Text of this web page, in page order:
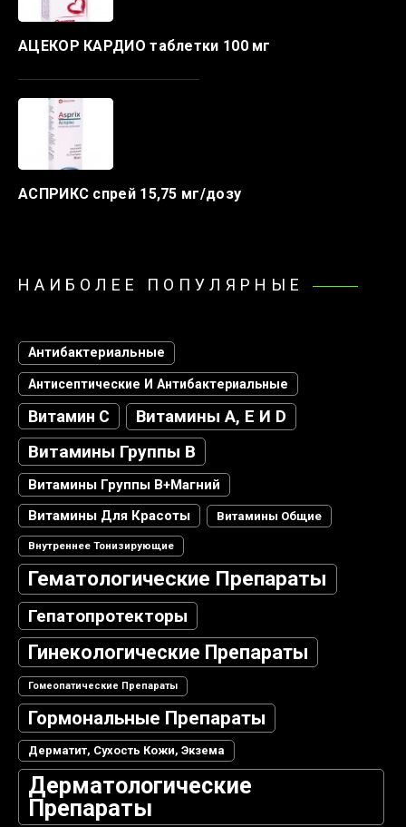
АЦЕКОР КАРДИО таблетки 100 мг
АСПРИКС спрей 15,75 мг/дозу
НАИБОЛЕЕ ПОПУЛЯРНЫЕ
Антибактериальные
Антисептические И Антибактериальные
Витамин С Витамины А, Е И D
Витамины Группы В
Витамины Группы В+магний
Витамины Для Красоты
Витамины Общие
Внутреннее Тонизирующие
Гематологические Препараты
Гепатопротекторы
Гинекологические Препараты
Гомеопатические Препараты
Гормональные Препараты
Дерматит, Сухость Кожи, Экзема
Дерматологические
Препараты